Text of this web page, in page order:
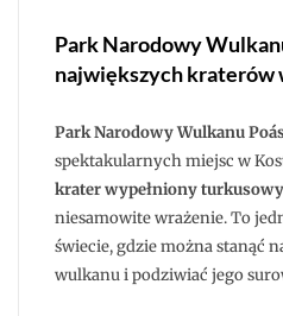
Park Narodowy
największych kraterów
Park Narodowy Wulkanu
spektakularnych miejsc w
krater wypełniony
niesamowite wrażenie. To
świecie, gdzie można stanąć
wulkanu i podziwiać jego